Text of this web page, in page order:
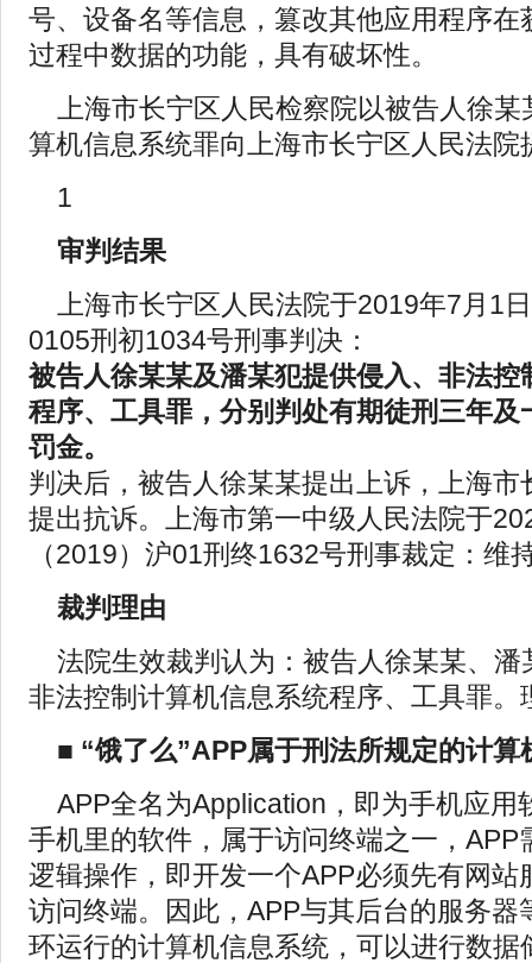
号、设备名等信息，篡改其他应用程序在
过程中数据的功能，具有破坏性。
上海市长宁区人民检察院以被告人徐
算机信息系统罪向上海市长宁区人民法院
1
审判结果
上海市长宁区人民法院于2019年7月1
0105刑初1034号刑事判决：
被告人徐某某及潘某犯提供侵入、非法控
程序、工具罪，分别判处有期徒刑三年及
罚金。
判决后，被告人徐某某提出上诉，上海市
提出抗诉。上海市第一中级人民法院于
（2019）沪01刑终1632号刑事裁定：维
裁判理由
法院生效裁判认为：被告人徐某某、潘
非法控制计算机信息系统程序、工具罪。
■ “饿了么”APP属于刑法所规定的计算
APP全名为Application，即为手机应用
手机里的软件，属于访问终端之一，APP
逻辑操作，即开发一个APP必须先有网站
访问终端。因此，APP与其后台的服务器
环运行的计算机信息系统，可以进行数据